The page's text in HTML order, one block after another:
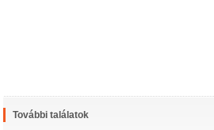
További találatok